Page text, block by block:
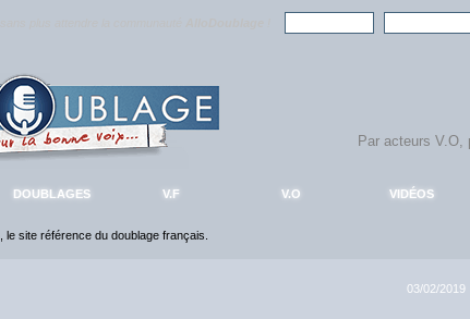
DOUBLAGES V.F V.O VIDÉOS
, le site référence du doublage français.
03/02/2019